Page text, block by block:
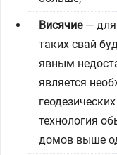
Висячие— для
таких свай
явным
является
технология
домов выше